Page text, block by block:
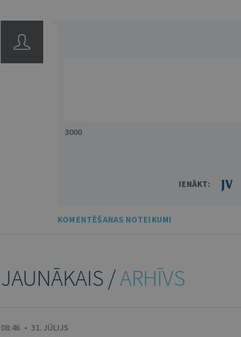
3000
IENĀKT:
KOMENTĒŠANAS NOTEIKUMI
JAUNĀKAIS /ARHĪVS
08:46 • 31. JŪLIJS